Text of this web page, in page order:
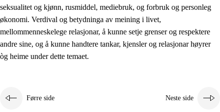
2.2 Kompetanse i faga
2.3 Grunnleggjande ferdigheiter
2.4 Å lære å lære
Tverrfaglege tema
2.5.1 Folkehelse og livsmeistring
seksualitet og kjønn, rusmiddel, mediebruk, og forbruk og personleg
økonomi. Verdival og betydninga av meining i livet,
mellommenneskelege relasjonar, å kunne setje grenser og respektere
andre sine, og å kunne handtere tankar, kjensler og relasjonar høyrer
òg heime under dette temaet.
Førre side Neste side